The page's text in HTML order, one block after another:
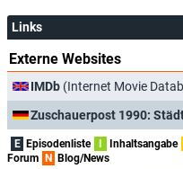
Links
Externe Websites
IMDb (Internet Movie
Zuschauerpost 1990:
E Episodenliste Inhaltsangabe
Forum
N Blog/News